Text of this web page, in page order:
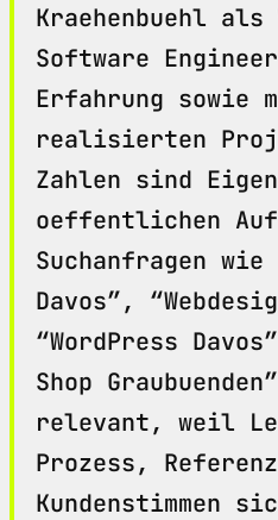
Kraehenbuehl als
Software
Erfahrung sowie
realisierten
Zahlen sind
oeffentlichen
Suchanfragen wie
Davos”,
“WordPress
Shop
relevant, weil
Prozess,
Kundenstimmen